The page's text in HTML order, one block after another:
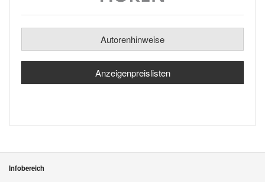
Autorenhinweise
Anzeigenpreislisten
Infobereich